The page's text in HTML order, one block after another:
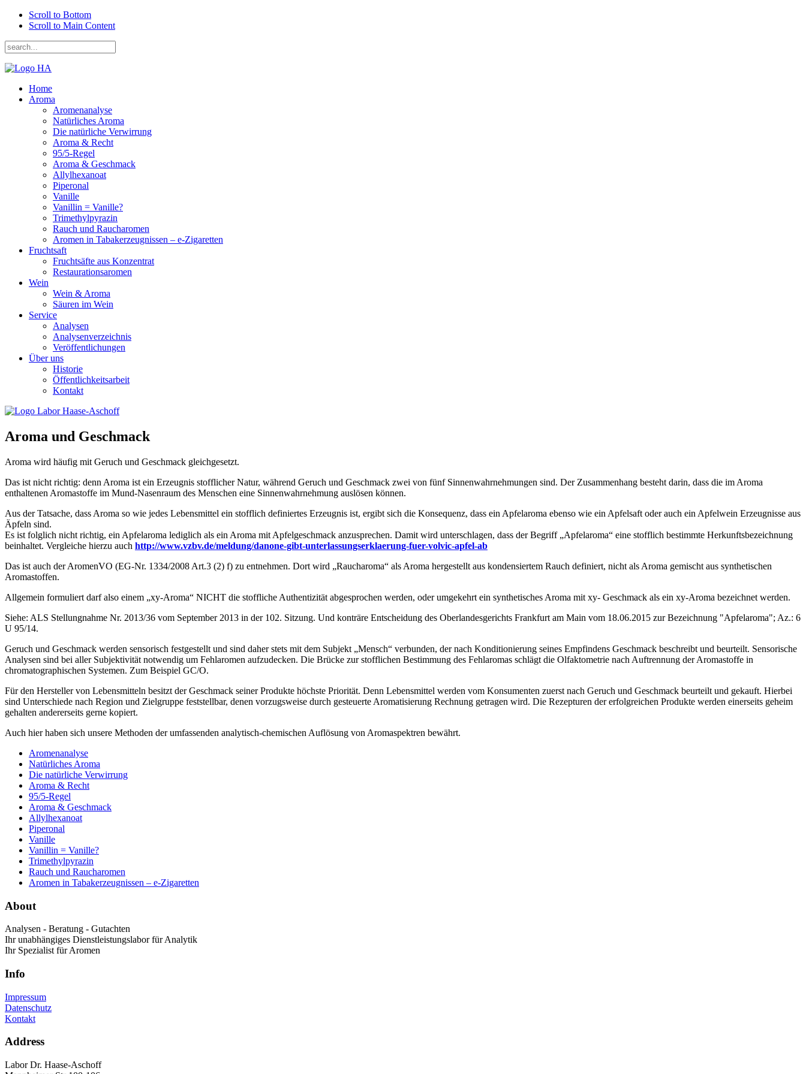
Scroll to Bottom
Scroll to Main Content
Home
Aroma
Aromenanalyse
Natürliches Aroma
Die natürliche Verwirrung
Aroma & Recht
95/5-Regel
Aroma & Geschmack
Allylhexanoat
Piperonal
Vanille
Vanillin = Vanille?
Trimethylpyrazin
Rauch und Raucharomen
Aromen in Tabakerzeugnissen – e-Zigaretten
Fruchtsaft
Fruchtsäfte aus Konzentrat
Restaurationsaromen
Wein
Wein & Aroma
Säuren im Wein
Service
Analysen
Analysenverzeichnis
Veröffentlichungen
Über uns
Historie
Öffentlichkeitsarbeit
Kontakt
Aroma und Geschmack
Aroma wird häufig mit Geruch und Geschmack gleichgesetzt.
Das ist nicht richtig: denn Aroma ist ein Erzeugnis stofflicher Natur, während Geruch und Geschmack zwei von fünf Sinnenwahrnehmungen sind. Der Zusammenhang besteht darin, dass die im Aroma
enthaltenen Aromastoffe im Mund-Nasenraum des Menschen eine Sinnenwahrnehmung auslösen können.
Aus der Tatsache, dass Aroma so wie jedes Lebensmittel ein stofflich definiertes Erzeugnis ist, ergibt sich die Konsequenz, dass ein Apfelaroma ebenso wie ein Apfelsaft oder auch ein Apfelwein Erzeugnisse aus
Äpfeln sind.
Es ist folglich nicht richtig, ein Apfelaroma lediglich als ein Aroma mit Apfelgeschmack anzusprechen. Damit wird unterschlagen, dass der Begriff „Apfelaroma“ eine stofflich bestimmte Herkunftsbezeichnung
beinhaltet. Vergleiche hierzu auch http://www.vzbv.de/meldung/danone-gibt-unterlassungserklaerung-fuer-volvic-apfel-ab
Das ist auch der AromenVO (EG-Nr. 1334/2008 Art.3 (2) f) zu entnehmen. Dort wird „Raucharoma“ als Aroma hergestellt aus kondensiertem Rauch definiert, nicht als Aroma gemischt aus synthetischen
Aromastoffen.
Allgemein formuliert darf also einem „xy-Aroma“ NICHT die stoffliche Authentizität abgesprochen werden, oder umgekehrt ein synthetisches Aroma mit xy- Geschmack als ein xy-Aroma bezeichnet werden.
Siehe: ALS Stellungnahme Nr. 2013/36 vom September 2013 in der 102. Sitzung. Und konträre Entscheidung des Oberlandesgerichts Frankfurt am Main vom 18.06.2015 zur Bezeichnung "Apfelaroma"; Az.: 6
U 95/14.
Geruch und Geschmack werden sensorisch festgestellt und sind daher stets mit dem Subjekt „Mensch“ verbunden, der nach Konditionierung seines Empfindens Geschmack beschreibt und beurteilt. Sensorische
Analysen sind bei aller Subjektivität notwendig um Fehlaromen aufzudecken. Die Brücke zur stofflichen Bestimmung des Fehlaromas schlägt die Olfaktometrie nach Auftrennung der Aromastoffe in
chromatographischen Systemen. Zum Beispiel GC/O.
Für den Hersteller von Lebensmitteln besitzt der Geschmack seiner Produkte höchste Priorität. Denn Lebensmittel werden vom Konsumenten zuerst nach Geruch und Geschmack beurteilt und gekauft. Hierbei
sind Unterschiede nach Region und Zielgruppe feststellbar, denen vorzugsweise durch gesteuerte Aromatisierung Rechnung getragen wird. Die Rezepturen der erfolgreichen Produkte werden einerseits geheim
gehalten andererseits gerne kopiert.
Auch hier haben sich unsere Methoden der umfassenden analytisch-chemischen Auflösung von Aromaspektren bewährt.
Aromenanalyse
Natürliches Aroma
Die natürliche Verwirrung
Aroma & Recht
95/5-Regel
Aroma & Geschmack
Allylhexanoat
Piperonal
Vanille
Vanillin = Vanille?
Trimethylpyrazin
Rauch und Raucharomen
Aromen in Tabakerzeugnissen – e-Zigaretten
About
Analysen - Beratung - Gutachten
Ihr unabhängiges Dienstleistungslabor für Analytik
Ihr Spezialist für Aromen
Info
Impressum
Datenschutz
Kontakt
Address
Labor Dr. Haase-Aschoff